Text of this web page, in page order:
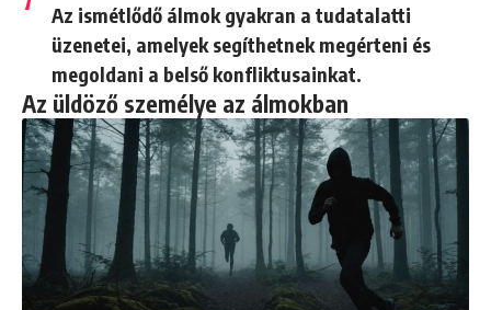
Az ismétlődő álmok gyakran a tudatalatti
üzenetei, amelyek segíthetnek megérteni és
megoldani a belső konfliktusainkat.
Az üldöző személye az álmokban